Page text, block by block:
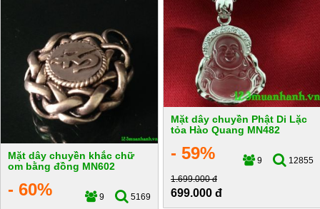
Mặt dây chuyền Phật Di Lặc
tỏa Hào Quang MN482
- 59% 9
12855
1.699.000 đ
699.000 đ
Mặt dây chuyền khắc chữ
om bằng đồng MN602
- 60% 9
5169